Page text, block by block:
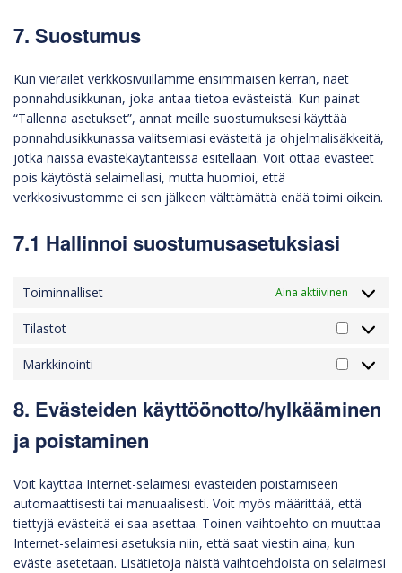
7. Suostumus
Kun vierailet verkkosivuillamme ensimmäisen kerran, näet
ponnahdusikkunan, joka antaa tietoa evästeistä. Kun painat
“Tallenna asetukset”, annat meille suostumuksesi käyttää
ponnahdusikkunassa valitsemiasi evästeitä ja ohjelmalisäkkeitä,
jotka näissä evästekäytänteissä esitellään. Voit ottaa evästeet
pois käytöstä selaimellasi, mutta huomioi, että
verkkosivustomme ei sen jälkeen välttämättä enää toimi oikein.
7.1 Hallinnoi suostumusasetuksiasi
Toiminnalliset Aina aktiivinen
Tilastot
Markkinointi
8. Evästeiden käyttöönotto/hylkääminen
ja poistaminen
Voit käyttää Internet-selaimesi evästeiden poistamiseen
automaattisesti tai manuaalisesti. Voit myös määrittää, että
tiettyjä evästeitä ei saa asettaa. Toinen vaihtoehto on muuttaa
Internet-selaimesi asetuksia niin, että saat viestin aina, kun
eväste asetetaan. Lisätietoja näistä vaihtoehdoista on selaimesi